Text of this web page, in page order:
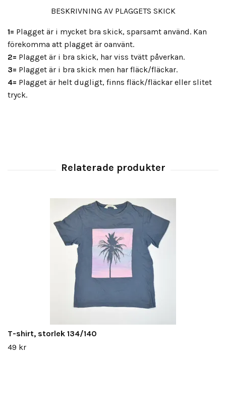
BESKRIVNING AV PLAGGETS SKICK
1= Plagget är i mycket bra skick, sparsamt använd. Kan
förekomma att plagget är oanvänt.
2= Plagget är i bra skick, har viss tvätt påverkan.
3= Plagget är i bra skick men har fläck/fläckar.
4= Plagget är helt dugligt, finns fläck/fläckar eller slitet
tryck.
T-shirt, storlek 134/140
49 kr